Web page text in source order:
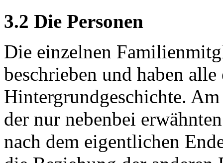
3.2 Die Personen
Die einzelnen
beschrieben und haben alle
Hintergrundgeschichte.
der nur nebenbei
nach dem eigentlichen